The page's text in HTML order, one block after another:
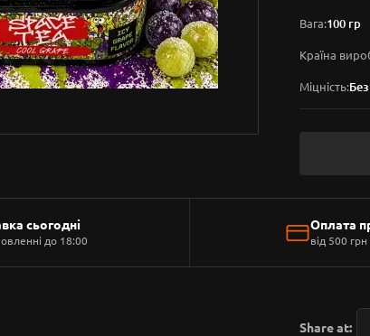
Вага:100 гр
Країна
Міцність:
сьогодні
до 18:00
Оплата
від 500 грн
Share at: